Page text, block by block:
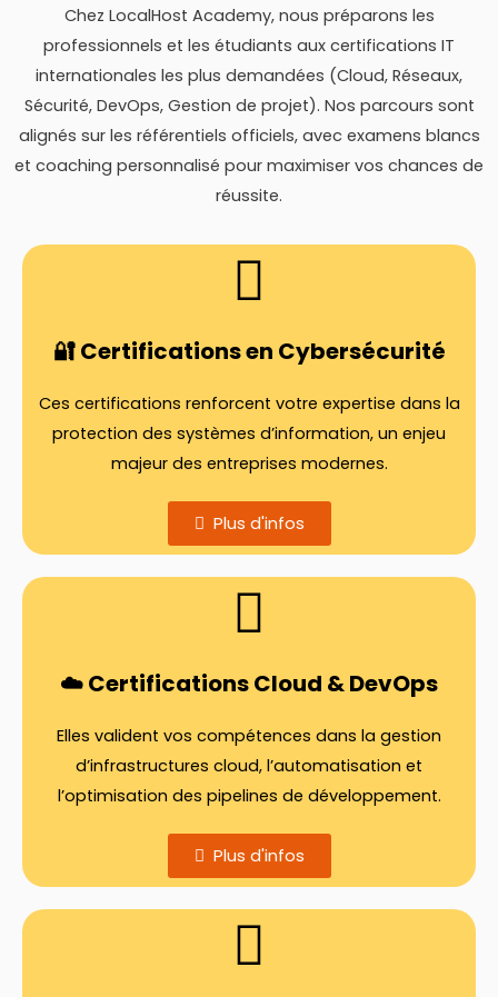
Chez LocalHost Academy, nous préparons les
professionnels et les étudiants aux certifications IT
internationales les plus demandées (Cloud, Réseaux,
Sécurité, DevOps, Gestion de projet). Nos parcours sont
alignés sur les référentiels officiels, avec examens blancs
et coaching personnalisé pour maximiser vos chances de
réussite.
🔐 Certifications en Cybersécurité
Ces certifications renforcent votre expertise dans la
protection des systèmes d’information, un enjeu
majeur des entreprises modernes.
Plus d'infos
☁️ Certifications Cloud & DevOps
Elles valident vos compétences dans la gestion
d’infrastructures cloud, l’automatisation et
l’optimisation des pipelines de développement.
Plus d'infos